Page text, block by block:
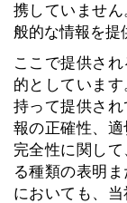
携していませ
般的な情報を提
ここで提供さ
的としていま
持って提供さ
報の正確性、
完全性に関し
る種類の表明
においても、